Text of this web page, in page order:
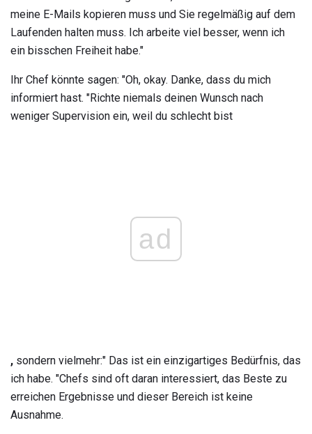
meine E-Mails kopieren muss und Sie regelmäßig auf dem
Laufenden halten muss. Ich arbeite viel besser, wenn ich
ein bisschen Freiheit habe."
Ihr Chef könnte sagen: "Oh, okay. Danke, dass du mich
informiert hast. "Richte niemals deinen Wunsch nach
weniger Supervision ein, weil du schlecht bist
ad
, sondern vielmehr:" Das ist ein einzigartiges Bedürfnis, das
ich habe. "Chefs sind oft daran interessiert, das Beste zu
erreichen Ergebnisse und dieser Bereich ist keine
Ausnahme.